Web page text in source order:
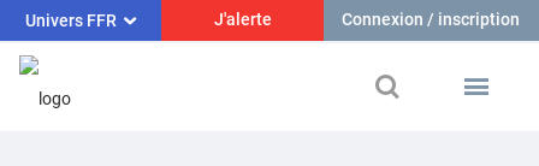
Univers FFR J'alerte Connexion / inscription